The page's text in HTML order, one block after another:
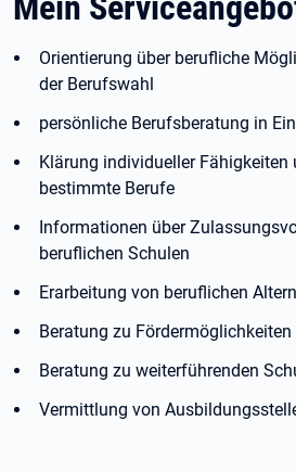
Orientierung über berufliche
der Berufswahl
persönliche Berufsberatung in
Klärung individueller Fähigkeiten
bestimmte Berufe
Informationen über
beruflichen Schulen
Erarbeitung von beruflichen
Beratung zu Fördermöglichkeiten
Beratung zu weiterführenden
Vermittlung von